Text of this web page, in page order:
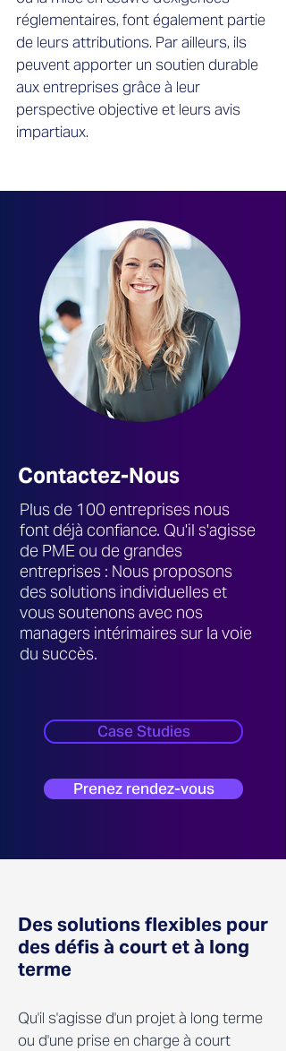
réglementaires, font également partie
de leurs attributions. Par ailleurs, ils
peuvent apporter un soutien durable
aux entreprises grâce à leur
perspective objective et leurs avis
impartiaux.
Contactez-Nous
Plus de 100 entreprises nous
font déjà confiance. Qu'il s'agisse
de PME ou de grandes
entreprises : Nous proposons
des solutions individuelles et
vous soutenons avec nos
managers intérimaires sur la voie
du succès.
Case Studies
Prenez rendez-vous
Des solutions flexibles pour
des défis à court et à long
terme
Qu'il s'agisse d'un projet à long terme
ou d'une prise en charge à court